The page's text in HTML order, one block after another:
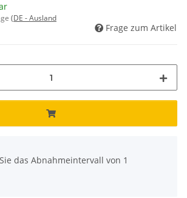
(DE - Ausland
Frage zum Artikel
das Abnahmeintervall von 1